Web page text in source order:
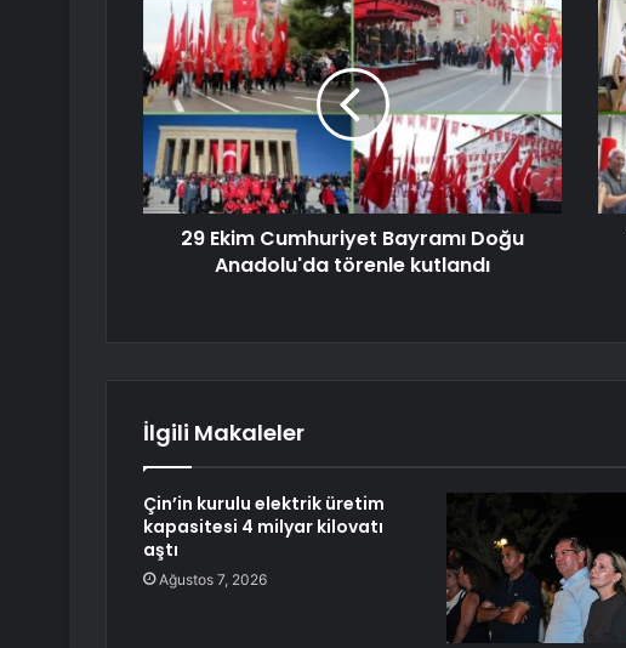
29 Ekim Cumhuriyet Bayramı Doğu
Anadolu'da törenle kutlandı
İlgili Makaleler
Çin’in kurulu elektrik üretim
kapasitesi 4 milyar kilovatı
aştı
Ağustos 7, 2026